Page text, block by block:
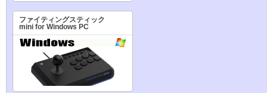
ファイティングスティック
mini for Windows PC